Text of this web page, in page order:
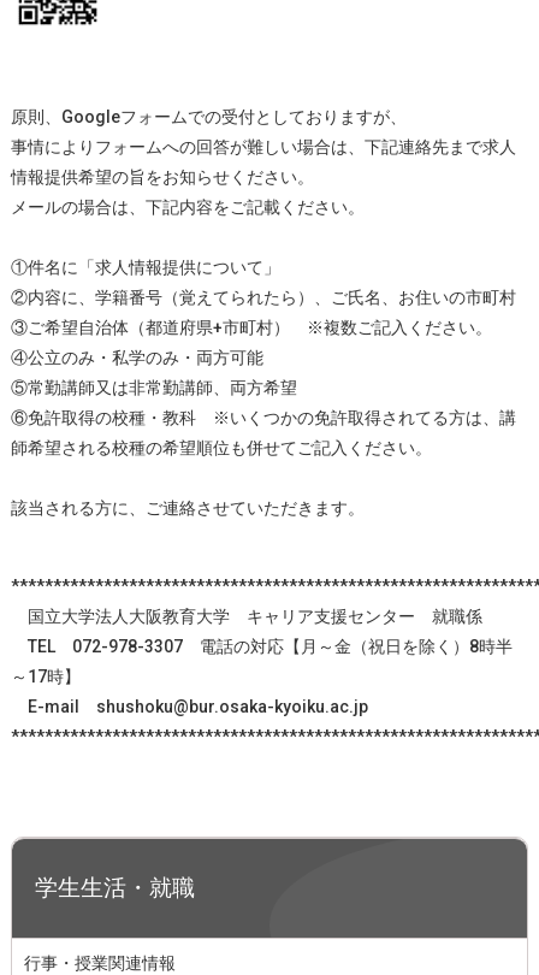
原則、Googleフォームでの受付としておりますが、
事情によりフォームへの回答が難しい場合は、下記連絡先まで求人
情報提供希望の旨をお知らせください。
メールの場合は、下記内容をご記載ください。
①件名に「求人情報提供について」
②内容に、学籍番号（覚えてられたら）、ご氏名、お住いの市町村
③ご希望自治体（都道府県+市町村） ※複数ご記入ください。
④公立のみ・私学のみ・両方可能
⑤常勤講師又は非常勤講師、両方希望
⑥免許取得の校種・教科 ※いくつかの免許取得されてる方は、講
師希望される校種の希望順位も併せてご記入ください。
該当される方に、ご連絡させていただきます。
国立大学法人大阪教育大学 キャリア支援センター 就職係
TEL 072-978-3307 電話の対応【月～金（祝日を除く）8時半
～17時】
E-mail shushoku@bur.osaka-kyoiku.ac.jp
学生生活・就職
行事・授業関連情報